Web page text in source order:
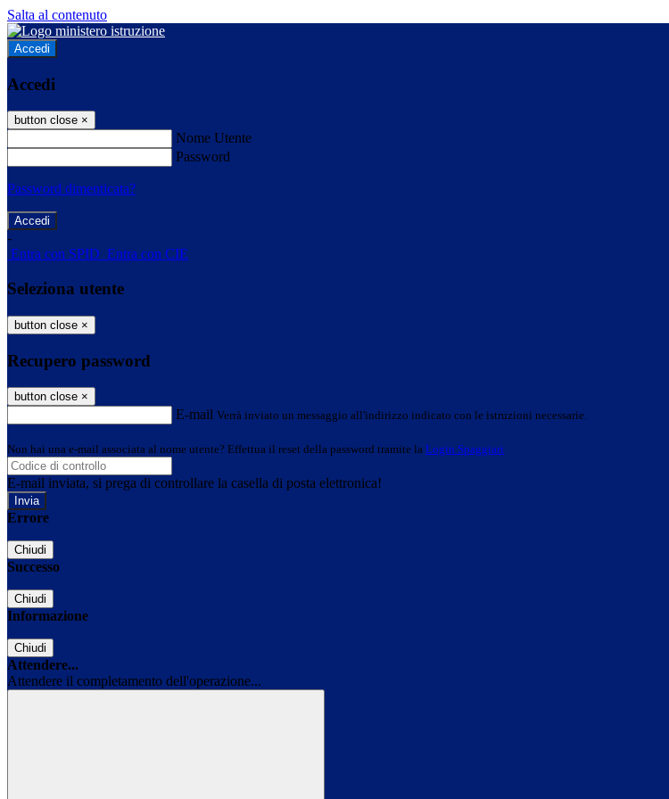
Salta al contenuto
Accedi
Accedi
button close ×
Nome Utente
Password
Password dimenticata?
-
Entra con SPID Entra con CIE
Seleziona utente
button close ×
Recupero password
button close ×
E-mail Verrà inviato un messaggio all'indirizzo indicato con le istruzioni necessarie.
Non hai una e-mail associata al nome utente? Effettua il reset della password tramite la Login Spaggiari
E-mail inviata, si prega di controllare la casella di posta elettronica!
Errore
Chiudi
Successo
Chiudi
Informazione
Chiudi
Attendere...
Attendere il completamento dell'operazione...